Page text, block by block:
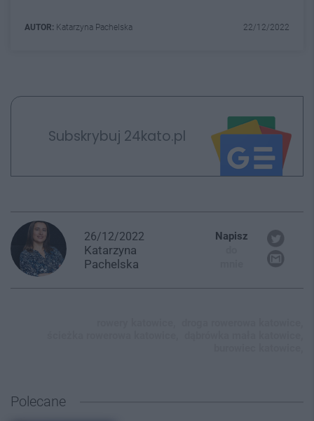
AUTOR: Katarzyna Pachelska 22/12/2022
Subskrybuj 24kato.pl
26/12/2022
Katarzyna
Pachelska
Napisz
Polecane